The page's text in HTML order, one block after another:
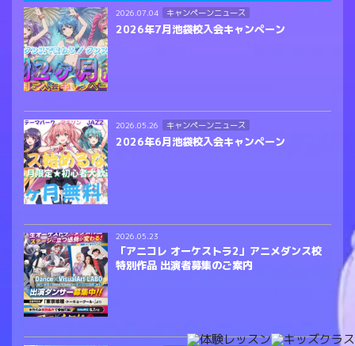
2026.07.04 キャンペーンニュース
2026年7月池袋校入会キャンペーン
2026.05.26 キャンペーンニュース
2026年6月池袋校入会キャンペーン
2026.05.23
「アニコレ オーケストラ2」アニメダンス校
特別作品 出演者募集のご案内